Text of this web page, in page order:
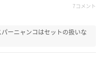
7コメント
ーニャンコはセットの扱いな